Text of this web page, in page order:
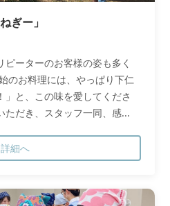
ぎー」
ーターのお客様の姿も多く
のお料理には、やっぱり下仁
」と、この味を愛してくださ
ただき、スタッフ一同、感...
詳細へ